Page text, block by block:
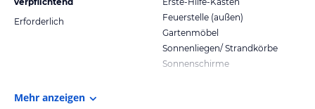
Erforderlich
Feuerstelle (außen)
Gartenmöbel
Sonnenliegen/ Strandkörbe
Sonnenschirme
Mehr anzeigen